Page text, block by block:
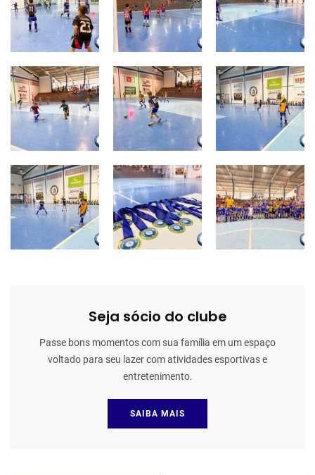
Seja sócio do clube
Passe bons momentos com sua família em um espaço
voltado para seu lazer com atividades esportivas e
entretenimento.
SAIBA MAIS